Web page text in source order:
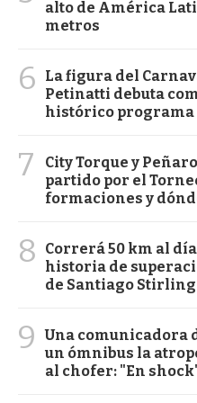
alto de América
metros
6
La figura del
Petinatti debuta
histórico programa
7
City Torque y
partido por el
formaciones y
8
Correrá 50 km al
historia de
de Santiago Stirling
9
Una comunicadora
un ómnibus la
al chofer: "En